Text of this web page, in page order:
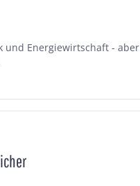
und Energiewirtschaft -